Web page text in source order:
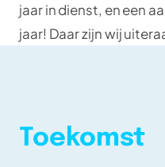
jaar in dienst, en een
jaar! Daar zijn wij
Toekomst